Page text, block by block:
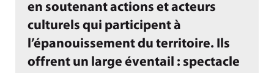
en soutenant actions et acteurs
culturels qui participent à
l’épanouissement du territoire. Ils
offrent un large éventail : spectacle